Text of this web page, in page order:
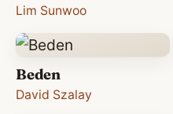
Lim Sunwoo
Beden
David Szalay